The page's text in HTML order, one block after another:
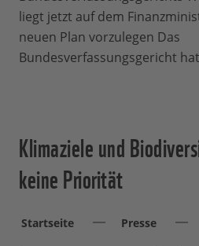
liegt jetzt auf dem
neuen Plan vorzulegen Das
Bundesverfassungsgericht
Klimaziele und
keine Priorität
Startseite Presse